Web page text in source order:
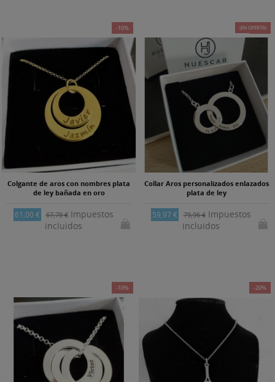
-10%
Colgante de aros con nombres plata
de ley bañada en oro
61,00 € 67,78 €Impuestos
incluidos
-25%
¡EN OFERTA!
Collar Aros personalizados enlazados
plata de ley
59,97 € 79,96 €Impuestos
incluidos
-10% -20%